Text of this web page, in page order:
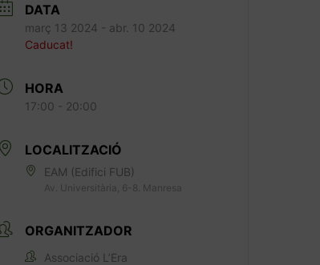
DATA
març 13 2024 - abr. 10 2024
Caducat!
HORA
17:00 - 20:00
LOCALITZACIÓ
EAM (Edifici FUB)
Av. Universitària, 6-8. Manresa
ORGANITZADOR
Associació L’Era